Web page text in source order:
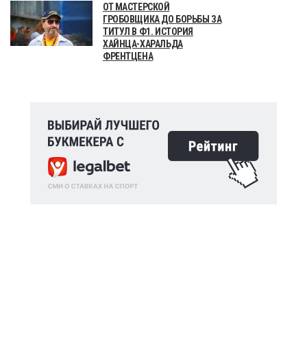
ОТ МАСТЕРСКОЙ
ГРОБОВЩИКА ДО БОРЬБЫ ЗА
ТИТУЛ В Ф1. ИСТОРИЯ
ХАЙНЦА-ХАРАЛЬДА
ФРЕНТЦЕНА